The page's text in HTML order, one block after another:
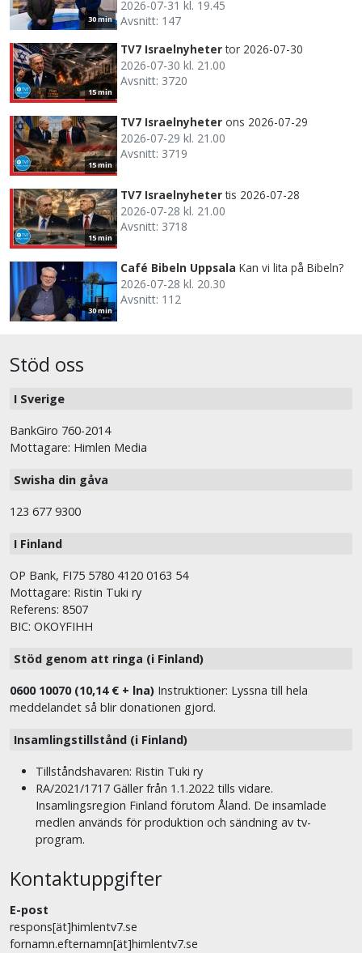
30 min
2026-07-31 kl. 19.45
Avsnitt: 147
15 min
TV7 Israelnyheter tor 2026-07-30
2026-07-30 kl. 21.00
Avsnitt: 3720
15 min
TV7 Israelnyheter ons 2026-07-29
2026-07-29 kl. 21.00
Avsnitt: 3719
15 min
TV7 Israelnyheter tis 2026-07-28
2026-07-28 kl. 21.00
Avsnitt: 3718
30 min
Café Bibeln Uppsala Kan vi lita på Bibeln?
2026-07-28 kl. 20.30
Avsnitt: 112
Stöd oss
I Sverige
BankGiro 760-2014
Mottagare: Himlen Media
Swisha din gåva
123 677 9300
I Finland
OP Bank, FI75 5780 4120 0163 54
Mottagare: Ristin Tuki ry
Referens: 8507
BIC: OKOYFIHH
Stöd genom att ringa (i Finland)
0600 10070 (10,14 € + lna) Instruktioner: Lyssna till hela
meddelandet så blir donationen gjord.
Insamlingstillstånd (i Finland)
Tillståndshavaren: Ristin Tuki ry
RA/2021/1717 Gäller från 1.1.2022 tills vidare.
Insamlingsregion Finland förutom Åland. De insamlade
medlen används för produktion och sändning av tv-
program.
Kontaktuppgifter
E-post
respons[ät]himlentv7.se
fornamn.efternamn[ät]himlentv7.se